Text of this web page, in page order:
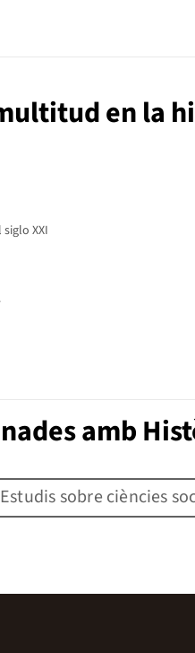
en la
XXI
amb
Estudis sobre ciències